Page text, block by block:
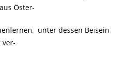
Öster-
unter dessen Beisein
ver-